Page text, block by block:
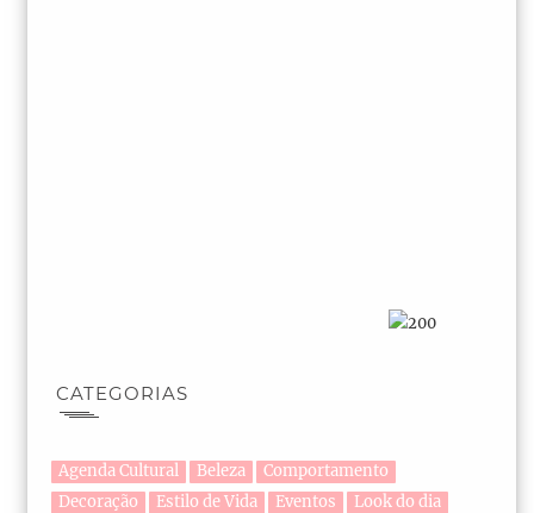
CATEGORIAS
Agenda Cultural Beleza
Comportamento
Decoração
Estilo de Vida Eventos
Look do dia